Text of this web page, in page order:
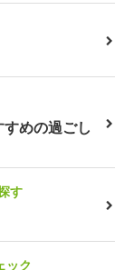
めの過ごし
す
ック